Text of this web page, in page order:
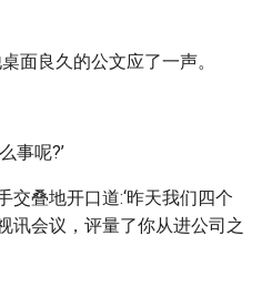
面良久的公文应了一声。
事呢?’
叠地开口道:‘昨天我们四个
讯会议，评量了你从进公司之